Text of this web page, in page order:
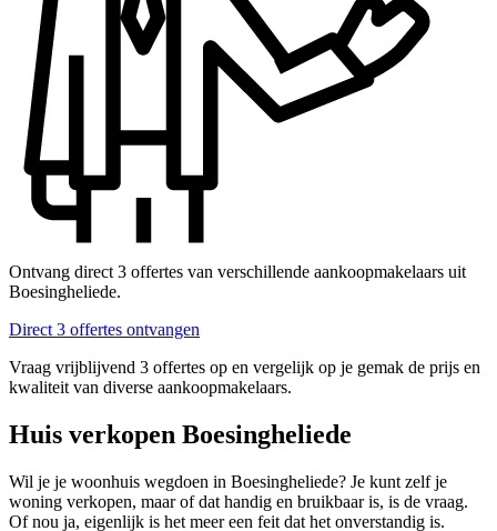
Ontvang direct 3 offertes van verschillende aankoopmakelaars uit
Boesingheliede.
Direct 3 offertes ontvangen
Vraag vrijblijvend 3 offertes op en vergelijk op je gemak de prijs en
kwaliteit van diverse aankoopmakelaars.
Huis verkopen Boesingheliede
Wil je je woonhuis wegdoen in Boesingheliede? Je kunt zelf je
woning verkopen, maar of dat handig en bruikbaar is, is de vraag.
Of nou ja, eigenlijk is het meer een feit dat het onverstandig is.